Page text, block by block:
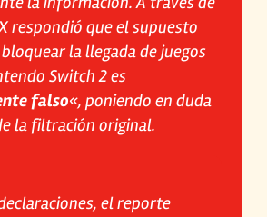
respondió que el supuesto
la llegada de juegos
Switch 2 es
falso«, poniendo en duda
la filtración original.
el reporte